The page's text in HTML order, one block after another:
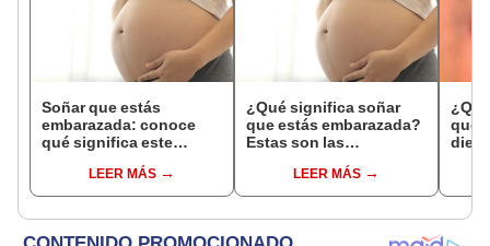
Soñar que estás
embarazada: conoce
qué significa este
LEER MÁS
¿Qué significa soñar
que estás embarazada?
Estas son las
comunesLEER MÁS
que